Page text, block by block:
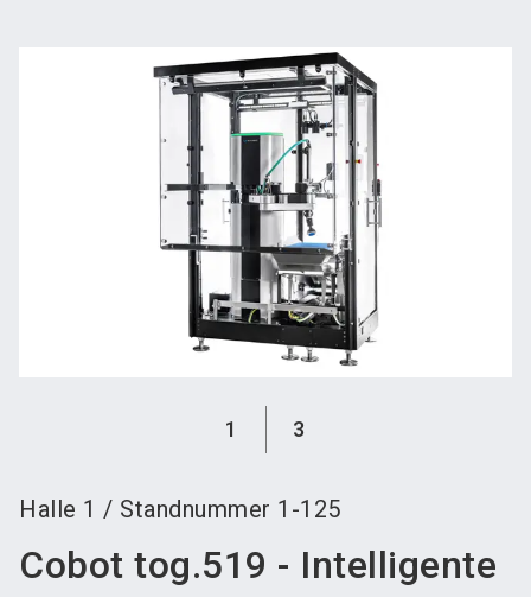
1 3
Halle 1 / Standnummer 1-125
Cobot tog.519 - Intelligente